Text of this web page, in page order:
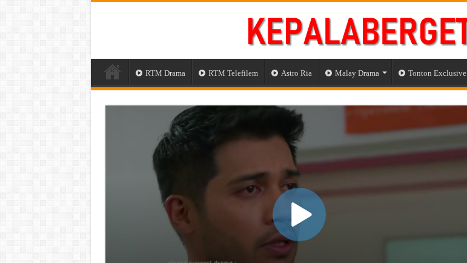
RTM Drama RTM Telefilem Astro Ria Malay Drama Tonton Exclusive